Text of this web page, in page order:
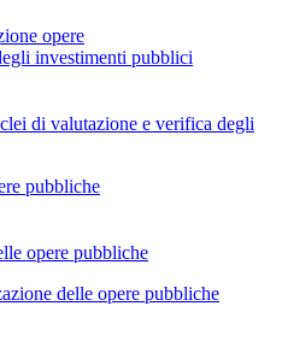
opere
investimenti pubblici
di valutazione e verifica degli
pubbliche
opere pubbliche
delle opere pubbliche